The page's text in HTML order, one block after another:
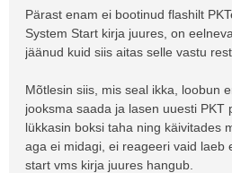
Pärast enam ei bootinud flashilt
System Start kirja juures, on
jäänud kuid siis aitas selle vastu
Mõtlesin siis, mis seal ikka, loobun
jooksma saada ja lasen uuesti PKT
lükkasin boksi taha ning käivitades
aga ei midagi, ei reageeri vaid laeb
start vms kirja juures hangub.